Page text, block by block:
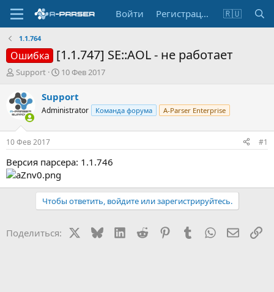
Войти Регистрация 🇷🇺
1.1.764
Ошибка [1.1.747] SE::AOL - не работает
А
т
о
р
т
е
м
ы
Support
Д
т
а
н
а
л
10 Фев 2017
Support
Administrator Команда форума A-Parser Enterprise
10 Фев 2017 #1
Версия парсера: 1.1.746
Чтобы ответить, войдите или зарегистрируйтесь.
Поделиться: BlueskyLinkedIn
Reddit PinterestTumblr WhatsApp